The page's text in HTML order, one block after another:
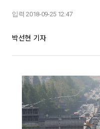
입력 2018-09-25 12:47
박선현 기자